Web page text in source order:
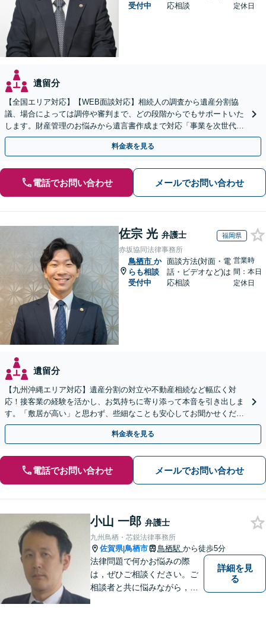
受付中
応相談
定休日
遺留分
【全国エリア対応】【WEB面談対応】相続人の調査から遺産分割協
議、場合によっては調停や審判まで、どの段階からでもサポートいた
します。財産管理のお悩みから遺言書作成まで対応「事業を次世代に
引き継ぐ安心の事業承継をサポート」【完全個室相談】
料金表を見る
電話でお問い合わせ メールでお問い合わせ
佐宗 光 弁護士 福岡県
赤坂協同法律事務所
鳥栖市 か
らも相談
受付中
面談方法(対面・電
話・ビデオなど)は
応相談
営業時
間：本日
定休日
遺留分
【九州沖縄エリア対応】遺産分割の対立や不動産相続など幅広く対
応！接客業の経験を活かし、お気持ちに寄り添って本音を引き出しま
す。「敷居が高い」と思わず、些細なことも安心してお聞かせくださ
い【初回相談無料】【夜間・休日相談可】
料金表を見る
電話でお問い合わせ メールでお問い合わせ
小山 一郎 弁護士
九州鳥栖・芯鋭法律事務所
佐賀県|鳥栖市 鳥栖駅 から徒歩5分
法律問題で何かお悩みの際
は，ぜひご相談ください。ご
相談者と共に悩みながら，い
詳細を見
る